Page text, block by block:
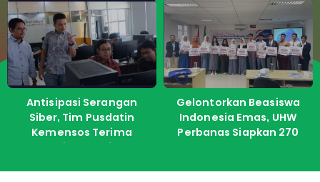
Antisipasi Serangan
Siber, Tim Pusdatin
Kemensos Terima
Pelatihan dari ITS
Gelontorkan Beasiswa
Indonesia Emas, UHW
Perbanas Siapkan 270